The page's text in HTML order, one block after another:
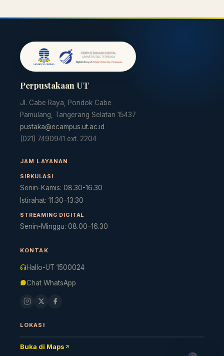
Perpustakaan UT
Jl. Cabe Raya, Pondok Cabe
Pamulang, Tangerang Selatan 15437
pustaka@ecampus.ut.ac.id
(021) 7490941 ext. 2204
JAM LAYANAN
SIRKULASI
Senin-Kamis: 08.30-16.30
Istirahat: 11.30–13.30
STREAMING DIGITAL
Senin-Minggu: 08.00–16.30
KONTAK
Hallo-UT 1500024
Chat WhatsApp
LOKASI
Buka di Maps
Cara akses e-resources